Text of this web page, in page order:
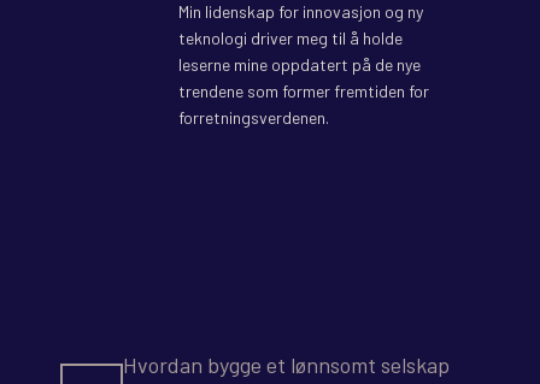
Min lidenskap for innovasjon og ny
teknologi driver meg til å holde
leserne mine oppdatert på de nye
trendene som former fremtiden for
forretningsverdenen.
Hvordan bygge et lønnsomt selskap